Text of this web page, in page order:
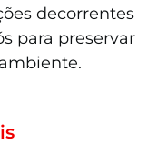
decorrentes
para preservar